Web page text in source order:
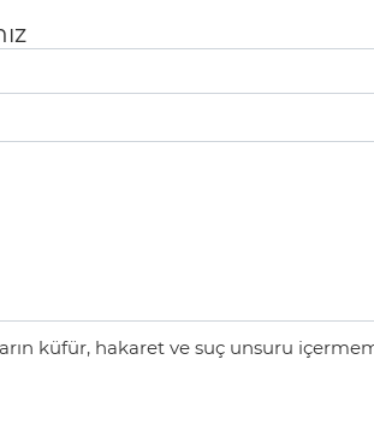
küfür, hakaret ve suç unsuru